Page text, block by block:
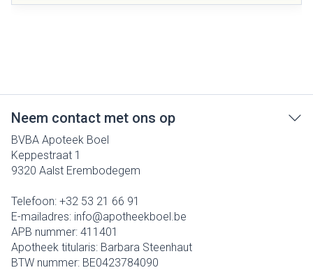
Neem contact met ons op
BVBA Apoteek Boel
Keppestraat 1
9320 Aalst Erembodegem
Telefoon: +32 53 21 66 91
E-mailadres: info@apotheekboel.be
APB nummer: 411401
Apotheek titularis: Barbara Steenhaut
BTW nummer: BE0423784090